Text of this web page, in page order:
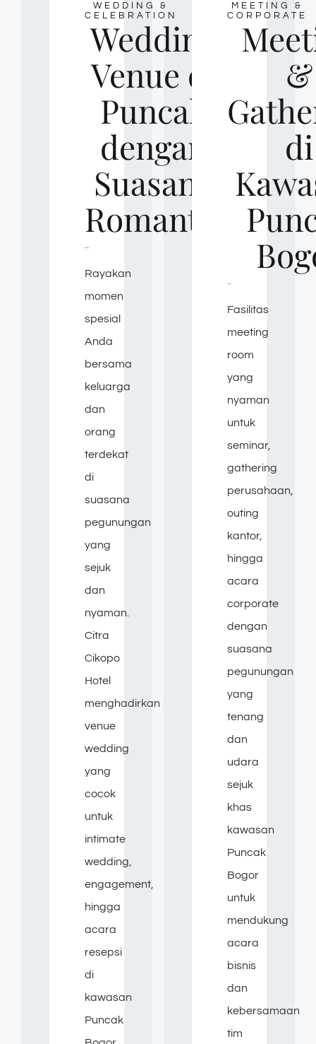
WEDDING &
CELEBRATION
Wedding
Venue di
Puncak
dengan
Suasana
Romantis
Rayakan
momen
spesial
Anda
bersama
keluarga
dan
orang
terdekat
di
suasana
pegunungan
yang
sejuk
dan
nyaman.
Citra
Cikopo
Hotel
menghadirkan
venue
wedding
yang
cocok
untuk
intimate
wedding,
engagement,
hingga
acara
resepsi
di
kawasan
Puncak
MEETING &
CORPORATE
&
di
Fasilitas
meeting
room
yang
nyaman
untuk
seminar,
gathering
perusahaan,
outing
kantor,
hingga
acara
corporate
dengan
suasana
pegunungan
yang
tenang
dan
udara
sejuk
khas
kawasan
Puncak
Bogor
untuk
mendukung
acara
bisnis
dan
kebersamaan
tim